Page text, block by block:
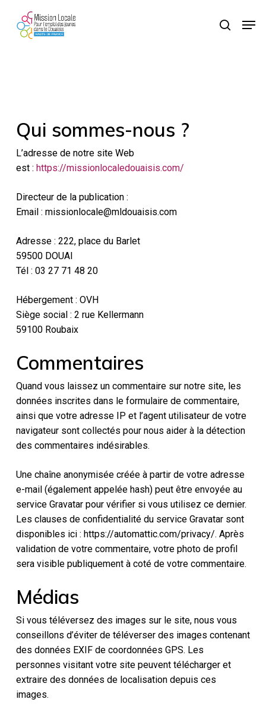
label[for="user_name"]::after { content: "Identifiant à créer"; font-
size: 16px; }
Qui sommes-nous ?
L’adresse de notre site Web
est : https://missionlocaledouaisis.com/
Directeur de la publication :
Email : missionlocale@mldouaisis.com
Adresse : 222, place du Barlet
59500 DOUAI
Tél : 03 27 71 48 20
Hébergement : OVH
Siège social : 2 rue Kellermann
59100 Roubaix
Commentaires
Quand vous laissez un commentaire sur notre site, les
données inscrites dans le formulaire de commentaire,
ainsi que votre adresse IP et l’agent utilisateur de votre
navigateur sont collectés pour nous aider à la détection
des commentaires indésirables.
Une chaîne anonymisée créée à partir de votre adresse
e-mail (également appelée hash) peut être envoyée au
service Gravatar pour vérifier si vous utilisez ce dernier.
Les clauses de confidentialité du service Gravatar sont
disponibles ici : https://automattic.com/privacy/. Après
validation de votre commentaire, votre photo de profil
sera visible publiquement à coté de votre commentaire.
Médias
Si vous téléversez des images sur le site, nous vous
conseillons d’éviter de téléverser des images contenant
des données EXIF de coordonnées GPS. Les
personnes visitant votre site peuvent télécharger et
extraire des données de localisation depuis ces
images.